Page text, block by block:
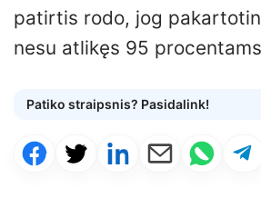
patirtis rodo, jog
nesu atlikęs 95
Patiko straipsnis? Pasidalink!